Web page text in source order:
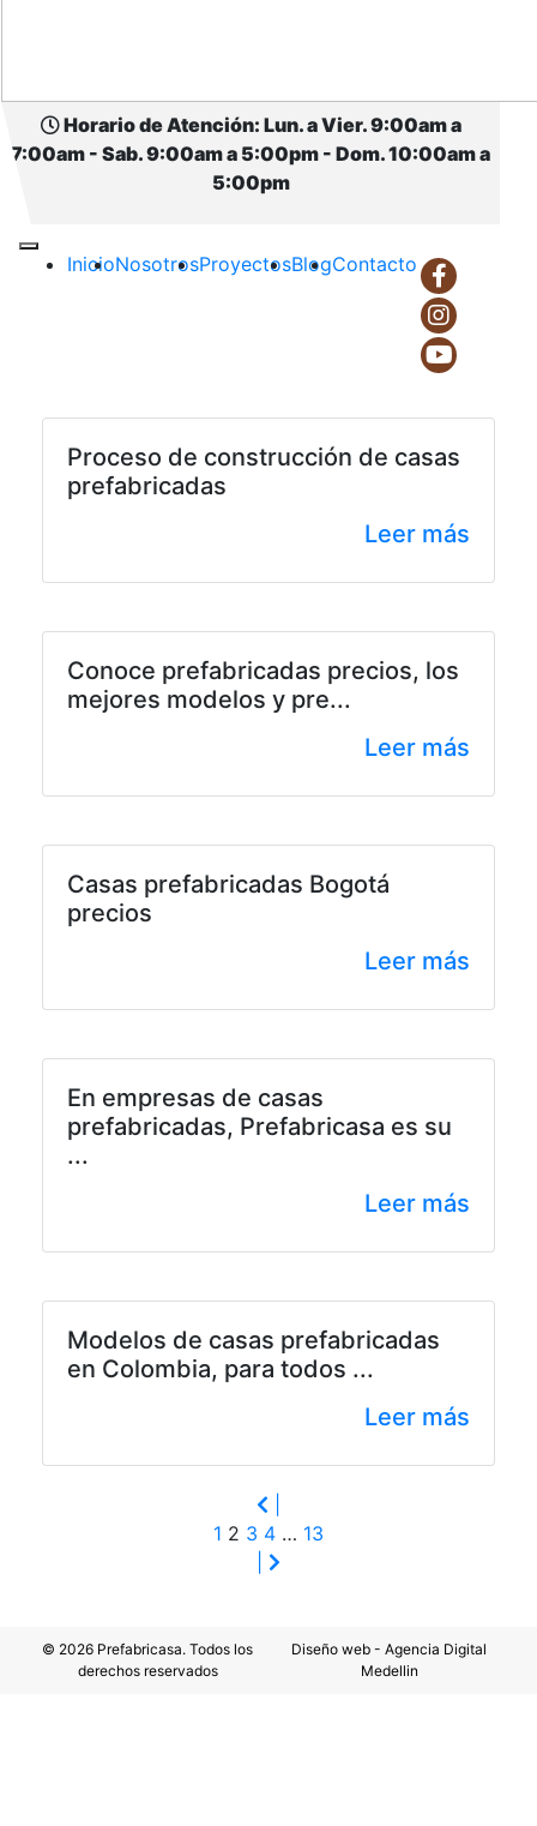
Horario de Atención: Lun. a Vier. 9:00am a
7:00am - Sab. 9:00am a 5:00pm - Dom. 10:00am a
5:00pm
InicioNosotrosProyectosBlogContacto
Leer más
precios
Leer más
Proceso de construcción de casas
prefabricadas
Leer más
Conoce prefabricadas precios, los
mejores modelos y pre...
Leer más
Casas prefabricadas Bogotá
precios
Leer más
En empresas de casas
prefabricadas, Prefabricasa es su
...
Leer más
Modelos de casas prefabricadas
en Colombia, para todos ...
Leer más
1 2 3 4 … 13
© 2026 Prefabricasa. Todos los
derechos reservados
Diseño web - Agencia Digital
Medellin